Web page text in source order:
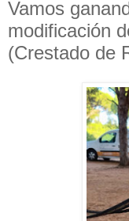
Vamos
modificación
(Crestado de